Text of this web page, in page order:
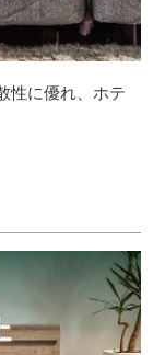
性に優れ、ホテ